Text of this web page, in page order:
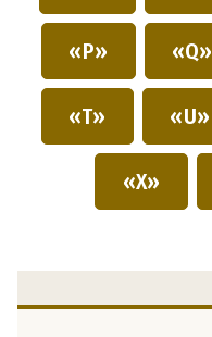
«P» «Q»
«T» «U»
«X»